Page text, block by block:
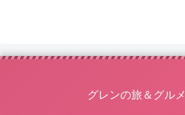
グレンの旅＆グルメ